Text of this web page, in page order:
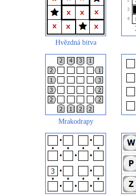
Hvězdná bitva
Mrakodrapy